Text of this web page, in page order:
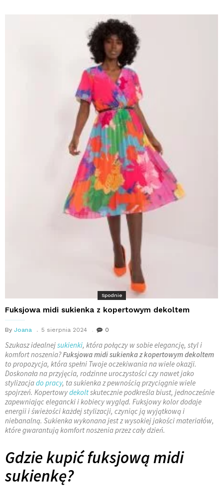
Spodnie
Fuksjowa midi sukienka z kopertowym dekoltem
By Joana 5 sierpnia 2024 0
Szukasz idealnejsukienki, która połączy w sobie elegancję, styl i
komfort noszenia?Fuksjowa midi sukienka z kopertowym dekoltem
to propozycja, która spełni Twoje oczekiwania na wiele okazji.
Doskonała na przyjęcia, rodzinne uroczystości czy nawet jako
stylizacjado pracy, ta sukienka z pewnością przyciągnie wiele
spojrzeń. Kopertowydekoltskutecznie podkreśla biust, jednocześnie
zapewniając elegancki i kobiecy wygląd. Fuksjowy kolor dodaje
energii i świeżości każdej stylizacji, czyniąc ją wyjątkową i
niebanalną. Sukienka wykonana jest z wysokiej jakości materiałów,
które gwarantują komfort noszenia przez cały dzień.
Gdzie kupić fuksjową midi
sukienkę?